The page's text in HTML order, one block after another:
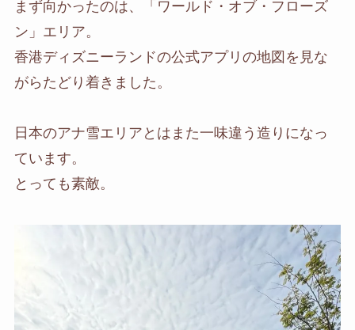
まず向かったのは、「ワールド・オブ・フローズ
ン」エリア。
香港ディズニーランドの公式アプリの地図を見な
がらたどり着きました。
日本のアナ雪エリアとはまた一味違う造りになっ
ています。
とっても素敵。